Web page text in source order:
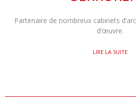
Partenaire de nombreux cabinets
d’œuvre.
LIRE LA SUITE